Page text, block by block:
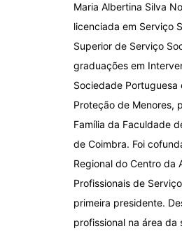
Maria Albertina Silva
licenciada em Serviço
Superior de Serviço
graduações em
Sociedade Portuguesa
Proteção de Menores,
Família da Faculdade
de Coimbra. Foi
Regional do Centro da
Profissionais de
primeira presidente.
profissional na área da